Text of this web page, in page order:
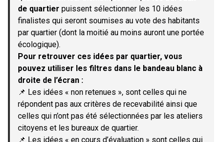
de quartier puissent sélectionner les 10 idées
finalistes qui seront soumises au vote des habitants
par quartier (dont la moitié au moins auront une portée
écologique).
Pour retrouver ces idées par quartier, vous
pouvez utiliser les filtres dans le bandeau blanc à
droite de l’écran :
📌 Les idées « non retenues », sont celles qui ne
répondent pas aux critères de recevabilité ainsi que
celles qui n’ont pas été sélectionnées par les ateliers
citoyens et les bureaux de quartier.
📌 Les idées « en cours d’évaluation » sont celles qui